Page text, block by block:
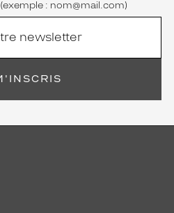
(exemple : nom@mail.com)